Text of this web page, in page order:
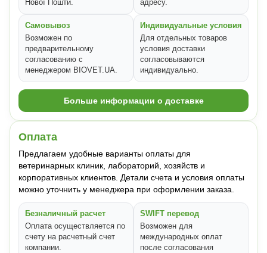
Нової Пошти.
адресу.
Самовывоз
Возможен по
предварительному
согласованию с
менеджером BIOVET.UA.
Индивидуальные условия
Для отдельных товаров
условия доставки
согласовываются
индивидуально.
Больше информации о доставке
Оплата
Предлагаем удобные варианты оплаты для
ветеринарных клиник, лабораторий, хозяйств и
корпоративных клиентов. Детали счета и условия оплаты
можно уточнить у менеджера при оформлении заказа.
Безналичный расчет
Оплата осуществляется по
счету на расчетный счет
компании.
SWIFT перевод
Возможен для
международных оплат
после согласования